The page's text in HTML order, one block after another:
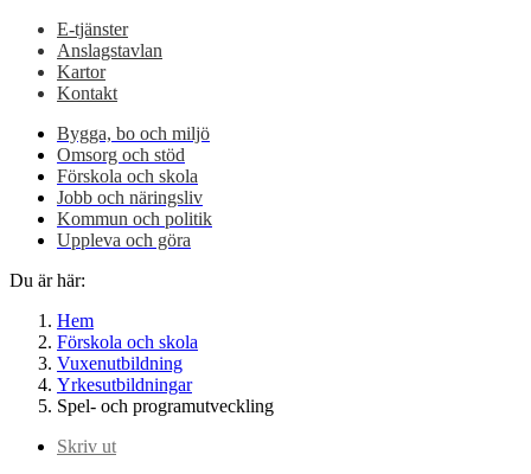
E-tjänster
Anslagstavlan
Kartor
Kontakt
Bygga, bo och miljö
Omsorg och stöd
Förskola och skola
Jobb och näringsliv
Kommun och politik
Uppleva och göra
Du är här:
Hem
Förskola och skola
Vuxenutbildning
Yrkesutbildningar
Spel- och programutveckling
Skriv ut